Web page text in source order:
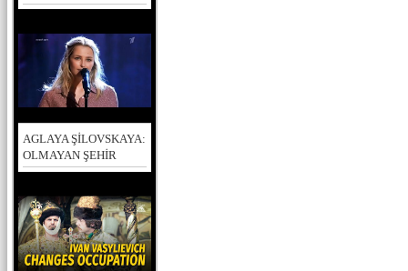
AGLAYA ŞİLOVSKAYA:
OLMAYAN ŞEHİR